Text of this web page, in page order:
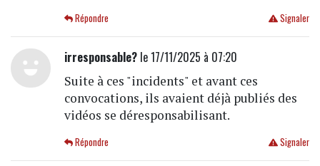
Signaler
Répondre
irresponsable?le 17/11/2025 à 07:20
Suite à ces "incidents" et avant ces
convocations, ils avaient déjà publiés des
vidéos se déresponsabilisant.
Signaler
Répondre